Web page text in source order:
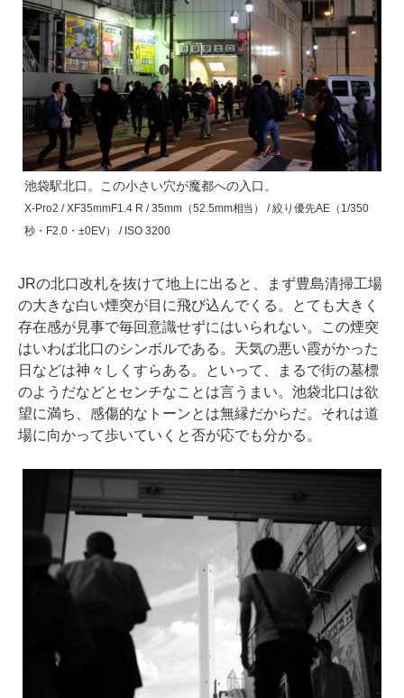
池袋駅北口。この小さい穴が魔都への入口。
X-Pro2 / XF35mmF1.4 R / 35mm（52.5mm相当） / 絞り優先AE（1/350
秒・F2.0・±0EV） / ISO 3200
JRの北口改札を抜けて地上に出ると、まず豊島清掃工場
の大きな白い煙突が目に飛び込んでくる。とても大きく
存在感が見事で毎回意識せずにはいられない。この煙突
はいわば北口のシンボルである。天気の悪い霞がかった
日などは神々しくすらある。といって、まるで街の墓標
のようだなどとセンチなことは言うまい。池袋北口は欲
望に満ち、感傷的なトーンとは無縁だからだ。それは道
場に向かって歩いていくと否が応でも分かる。